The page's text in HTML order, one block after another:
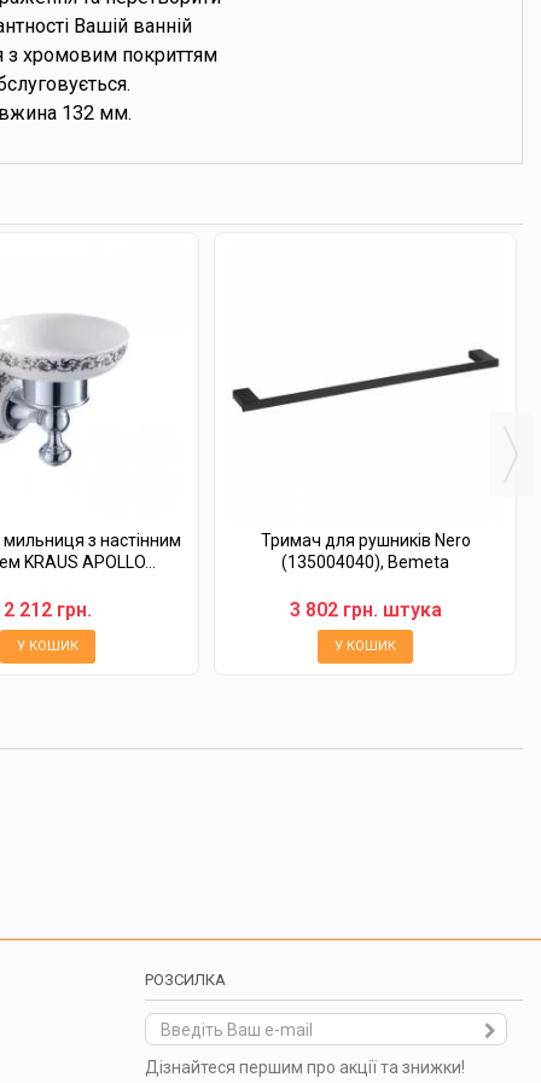
Вашій ванній
з хромовим покриттям
132 мм.
мильниця з настінним
KRAUS APOLLO...
2 212 грн.
У КОШИК
Тримач для рушників Nero
(135004040), Bemeta
3 802 грн. штука
У КОШИК
РОЗСИЛКА
Дізнайтеся першим про акції та знижки!